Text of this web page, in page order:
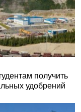
получить
удобрений